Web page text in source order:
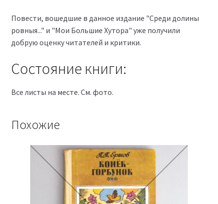
Повести, вошедшие в данное издание "Среди долины
ровныя..." и "Мои Большие Хутора" уже получили
добрую оценку читателей и критики.
Состояние книги:
Все листы на месте. См. фото.
Похожие